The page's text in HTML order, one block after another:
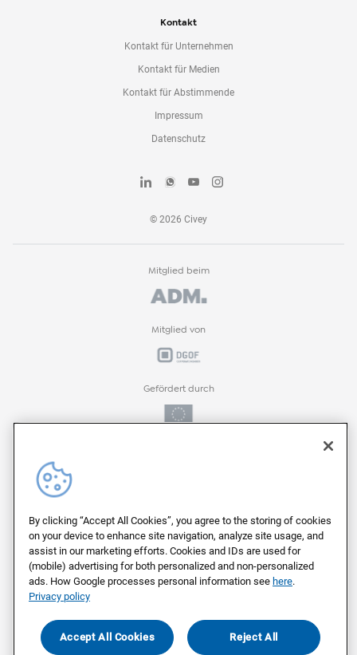
Kontakt
Kontakt für Unternehmen
Kontakt für Medien
Kontakt für Abstimmende
Impressum
Datenschutz
© 2026 Civey
Mitglied beim
Mitglied von
Gefördert durch
Auf deutschen Servern von
Als Arbeitgeber ausgezeichnet von
By clicking “Accept All Cookies”, you agree to the storing of cookies
on your device to enhance site navigation, analyze site usage, and
assist in our marketing efforts. Cookies and IDs are used for
(mobile) advertising for both personalized and non-personalized
ads. How Google processes personal information see here.
Privacy policy
Accept All Cookies Reject All